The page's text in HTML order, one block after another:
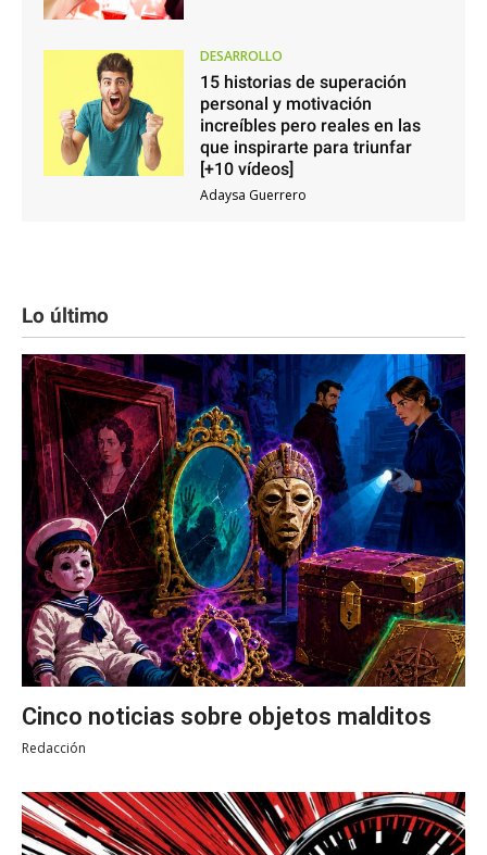
DESARROLLO
15 historias de superación
personal y motivación
increíbles pero reales en las
que inspirarte para triunfar
[+10 vídeos]
Adaysa Guerrero
Lo último
Cinco noticias sobre objetos malditos
Redacción